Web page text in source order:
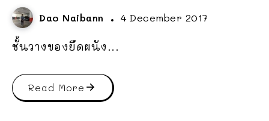
Dao Naibann 4 December 2017
ชั้นวางของยึดผนัง...
Read More